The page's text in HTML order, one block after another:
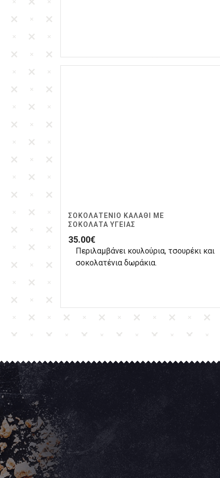
ΣΟΚΟΛΑΤΈΝΙΟ ΚΑΛΆΘΙ ΜΕ
ΣΟΚΟΛΆΤΑ ΥΓΕΊΑΣ
35.00€
Περιλαμβάνει κουλούρια, τσουρέκι και
σοκολατένια δωράκια.